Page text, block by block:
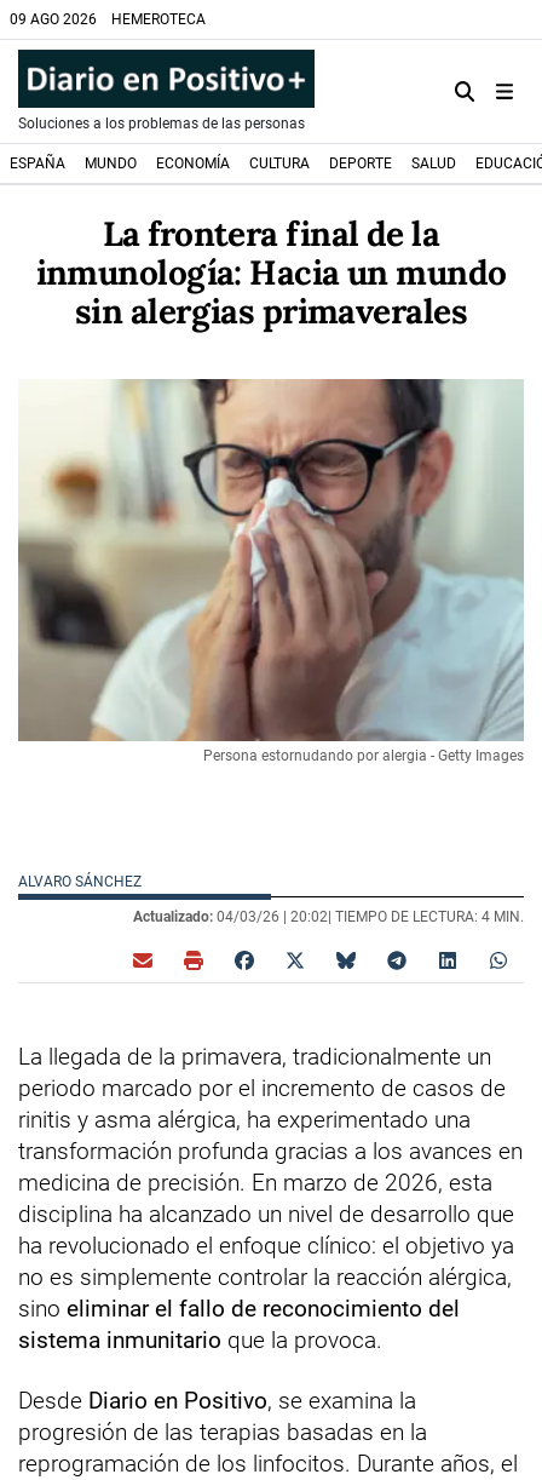
09 AGO 2026 HEMEROTECA
Soluciones a los problemas de las personas
ESPAÑA MUNDO ECONOMÍA CULTURA DEPORTE SALUD
La frontera final de la
inmunología: Hacia un mundo
sin alergias primaverales
Persona estornudando por alergia - Getty Images
ALVARO SÁNCHEZ
Actualizado: 04/03/26 | 20:02 | TIEMPO DE LECTURA: 4 MIN.
La llegada de la primavera, tradicionalmente un
periodo marcado por el incremento de casos de
rinitis y asma alérgica, ha experimentado una
transformación profunda gracias a los avances en
medicina de precisión. En marzo de 2026, esta
disciplina ha alcanzado un nivel de desarrollo que
ha revolucionado el enfoque clínico: el objetivo ya
no es simplemente controlar la reacción alérgica,
sino eliminar el fallo de reconocimiento del
sistema inmunitario que la provoca.
Desde Diario en Positivo, se examina la
progresión de las terapias basadas en la
reprogramación de los linfocitos. Durante años, el